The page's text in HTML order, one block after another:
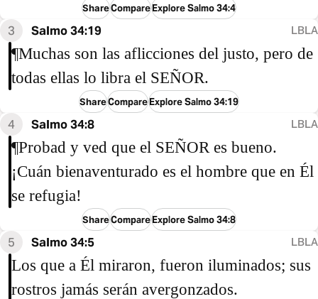
ShareCompareExplore Salmo 34:4
3 Salmo 34:19 LBLA
¶Muchas son las aflicciones del justo, pero de
todas ellas lo libra el SEÑOR.
ShareCompareExplore Salmo 34:19
4 Salmo 34:8 LBLA
¶Probad y ved que el SEÑOR es bueno.
¡Cuán bienaventurado es el hombre que en Él
se refugia!
ShareCompareExplore Salmo 34:8
5 Salmo 34:5 LBLA
Los que a Él miraron, fueron iluminados; sus
rostros jamás serán avergonzados.